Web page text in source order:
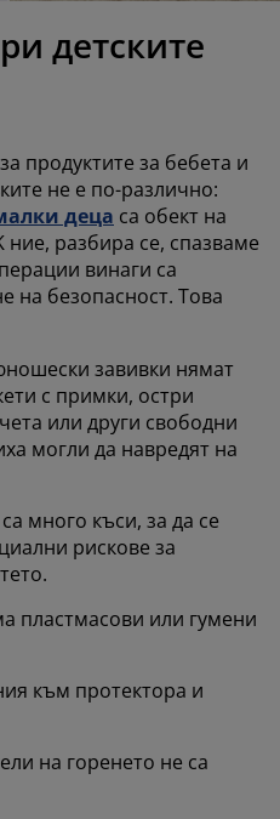
детските
продуктите за бебета и
не е по-различно:
деца са обект на
ние, разбира се, спазваме
винаги са
на безопасност. Това
завивки нямат
с примки, остри
или други свободни
могли да навредят на
много къси, за да се
рискове за
пластмасови или гумени
към протектора и
на горенето не са